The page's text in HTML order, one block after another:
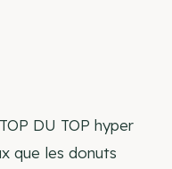
DU TOP hyper
que les donuts